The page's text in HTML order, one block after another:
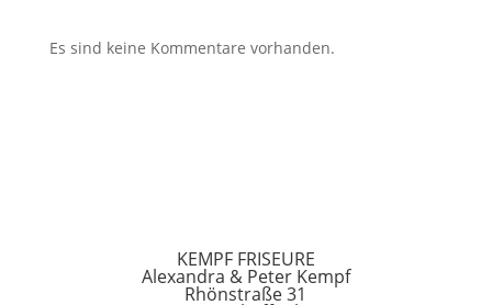
Es sind keine Kommentare vorhanden.
KEMPF FRISEURE
Alexandra & Peter Kempf
Rhönstraße 31